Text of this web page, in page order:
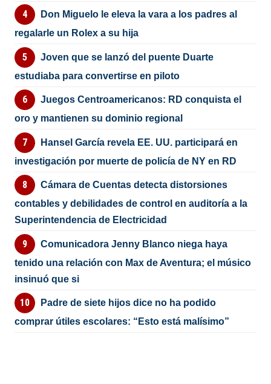
Don Miguelo le eleva la vara a los padres al
regalarle un Rolex a su hija
Joven que se lanzó del puente Duarte
estudiaba para convertirse en piloto
Juegos Centroamericanos: RD conquista el
oro y mantienen su dominio regional
Hansel García revela EE. UU. participará en
investigación por muerte de policía de NY en RD
Cámara de Cuentas detecta distorsiones
contables y debilidades de control en auditoría a la
Superintendencia de Electricidad
Comunicadora Jenny Blanco niega haya
tenido una relación con Max de Aventura; el músico
insinuó que si
Padre de siete hijos dice no ha podido
comprar útiles escolares: “Esto está malísimo”